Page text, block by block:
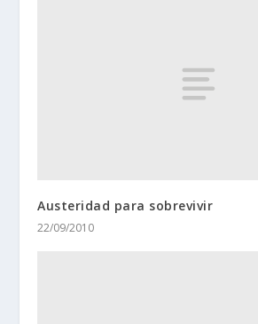
Austeridad para sobrevivir
22/09/2010